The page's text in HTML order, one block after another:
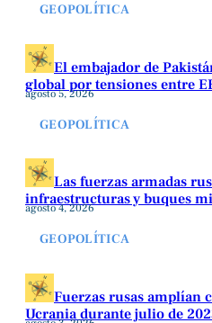
GEOPOLÍTICA
El embajador de
global por tensiones entre
agosto 5, 2026
GEOPOLÍTICA
Las fuerzas armadas
infraestructuras y buques
agosto 4, 2026
GEOPOLÍTICA
Fuerzas rusas
Ucrania durante julio de